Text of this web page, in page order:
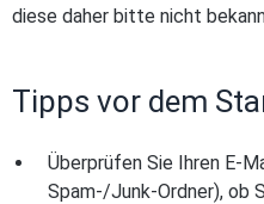
diese daher bitte nicht
Tipps vor dem
Überprüfen Sie Ihren E-
Spam-/Junk-Ordner), ob